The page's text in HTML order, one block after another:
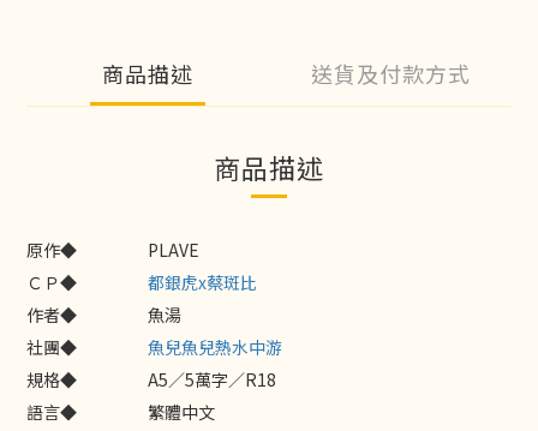
商品描述 送貨及付款方式
商品描述
原作◆
PLAVE
ＣＰ◆
都銀虎x蔡斑比
作者◆
魚湯
社團◆
魚兒魚兒熱水中游
規格◆
A5／5萬字／R18
語言◆
繁體中文